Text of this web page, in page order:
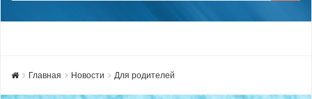
Главная Новости Для родителей